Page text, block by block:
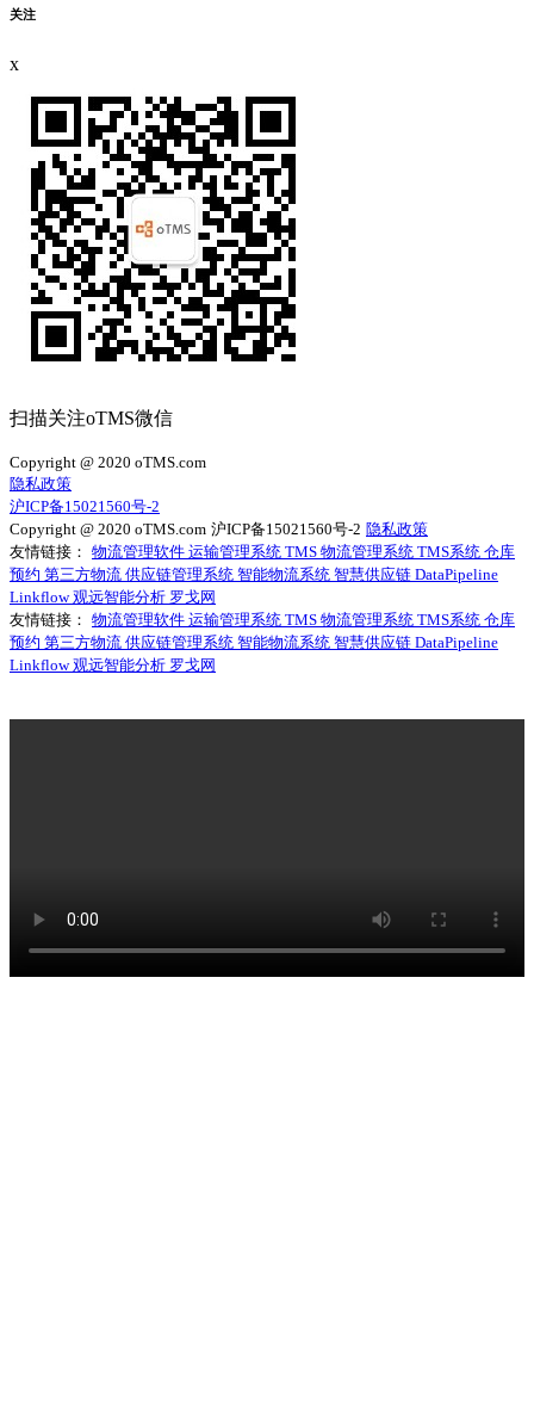
关注
x
扫描关注oTMS微信
Copyright @ 2020 oTMS.com
隐私政策
沪ICP备15021560号-2
Copyright @ 2020 oTMS.com 沪ICP备15021560号-2 隐私政策
友情链接： 物流管理软件 运输管理系统 TMS 物流管理系统 TMS系统 仓库
预约 第三方物流 供应链管理系统 智能物流系统 智慧供应链 DataPipeline
Linkflow观远智能分析 罗戈网
友情链接： 物流管理软件 运输管理系统 TMS 物流管理系统 TMS系统 仓库
预约 第三方物流 供应链管理系统 智能物流系统 智慧供应链 DataPipeline
Linkflow观远智能分析 罗戈网